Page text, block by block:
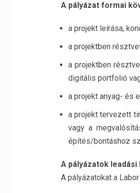
A pályázat formai
a projekt leírása,
a projektben
a projektben
digitális portfolió
a projekt anyag- és
a projekt tervezett
vagy a
építés/bontáshoz
A pályázatok leadási
A pályázatokat a